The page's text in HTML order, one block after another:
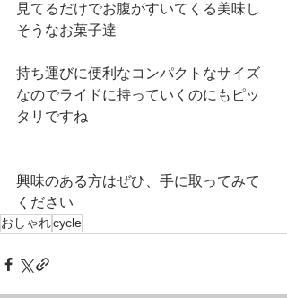
見てるだけでお腹がすいてくる美味し
そうなお菓子達
持ち運びに便利なコンパクトなサイズ
なのでライドに持っていくのにもピッ
タリですね
興味のある方はぜひ、手に取ってみて
ください
おしゃれcycle